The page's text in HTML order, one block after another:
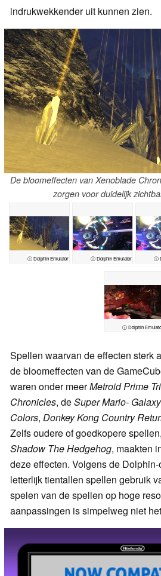
indrukwekkender uit kunnen zien.
De bloomeffecten van Xenoblade
zorgen voor duidelijk
ⓘ Dolphin Emulator ⓘ Dolphin Emulator ⓘ
ⓘ Dolphin
Spellen waarvan de effecten sterk
de bloomeffecten van de
waren onder meerMetroid Prime
Chronicles, deSuper Mario- Galaxy
Colors, Donkey Kong Country
Zelfs oudere of goedkopere
Shadow The Hedgehog, maakten
deze effecten. Volgens de
letterlijk tientallen spellen gebruik
spelen van de spellen op hoge
aanpassingen is simpelweg niet